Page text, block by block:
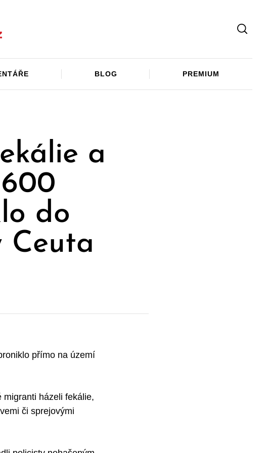
BLOG PREMIUM
a
do
Ceuta
přímo na území
házeli fekálie,
či sprejovými